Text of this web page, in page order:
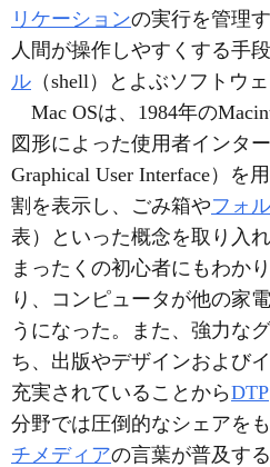
リケーションの実行を管理
人間が操作しやすくする手
ル （shell）とよぶソフトウ
Mac OSは、1984年の
図形によった使用者インタ
Graphical User Interface）を
割を表示し、ごみ箱やフォ
表）といった概念を取り入
まったくの初心者にもわか
り、コンピュータが他の家
うになった。また、強力な
ち、出版やデザインおよび
充実されていることからDTP
分野では圧倒的なシェアを
チメディアの言葉が普及す